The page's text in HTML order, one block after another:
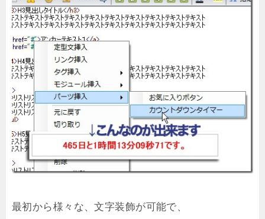
最初から様々な、文字装飾が可能で、